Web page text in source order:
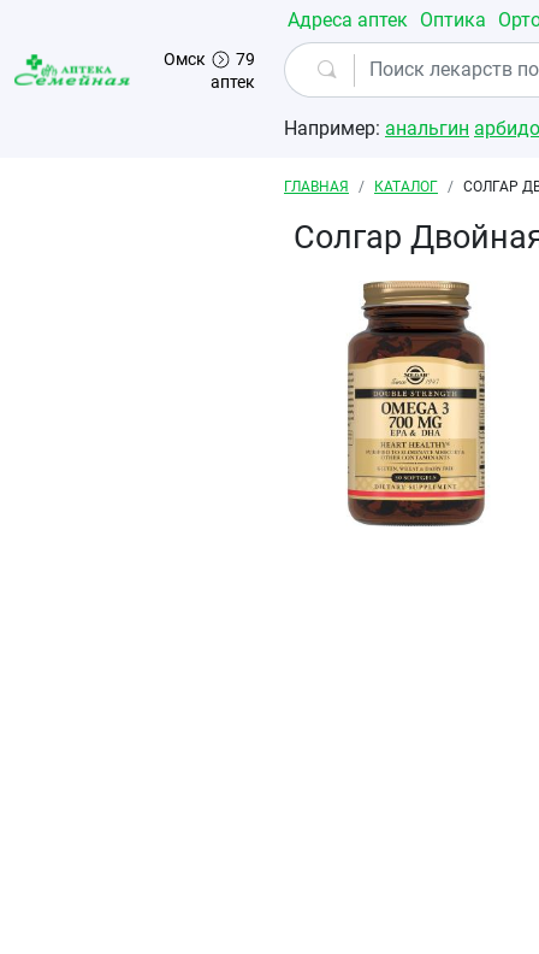
Перейти к основному содержанию
Омск
79
аптек
Адреса аптек Оптика
Например: анальгин
Строка навигации
ГЛАВНАЯ КАТАЛОГ СОЛГАР
Солгар